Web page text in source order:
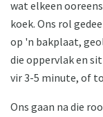
wat elkeen
koek. Ons rol
op 'n bakplaat,
die oppervlak en
vir 3-5 minute, of
Ons gaan na die